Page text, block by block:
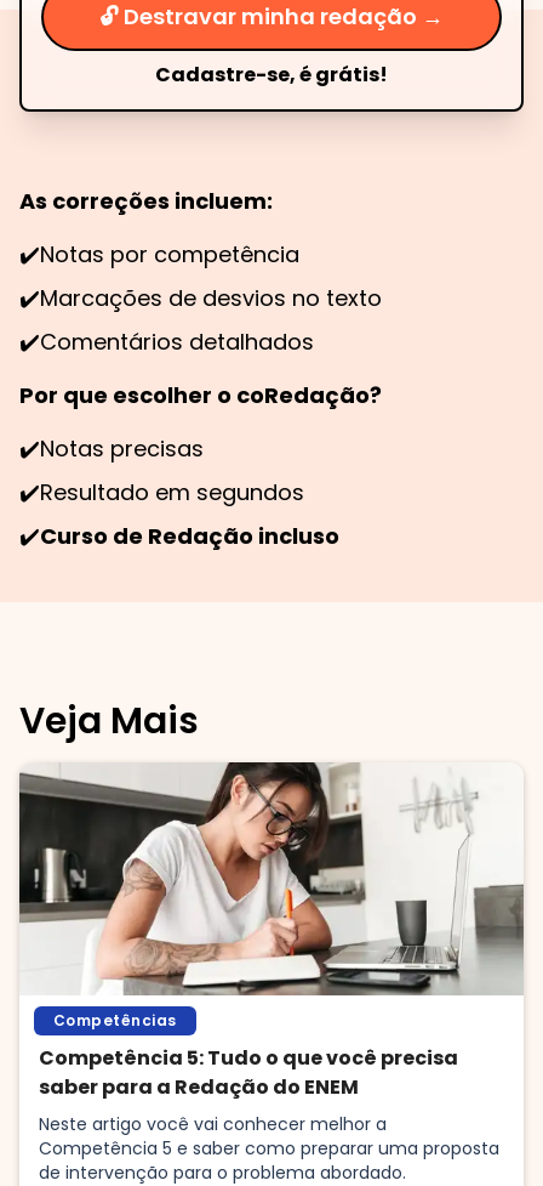
🔓 Destravar minha redação →
Cadastre-se, é grátis!
As correções incluem:
✔️Notas por competência
✔️Marcações de desvios no texto
✔️Comentários detalhados
Por que escolher o coRedação?
✔️Notas precisas
✔️Resultado em segundos
✔️Curso de Redação incluso
Veja Mais
Competências
Competência 5: Tudo o que você precisa
saber para a Redação do ENEM
Neste artigo você vai conhecer melhor a
Competência 5 e saber como preparar uma proposta
de intervenção para o problema abordado.